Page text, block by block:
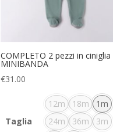
COMPLETO 2 pezzi in ciniglia
MINIBANDA
€31.00
Taglia
12m 18m
1m
24m
36m
3m